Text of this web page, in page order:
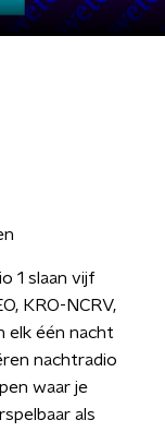
1 slaan vijf
KRO-NCRV,
elk één nacht
nachtradio
waar je
als